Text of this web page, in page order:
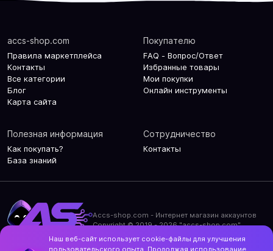
accs-shop.com
Правила маркетплейса
Контакты
Все категории
Блог
Карта сайта
Покупателю
FAQ - Вопрос/Ответ
Избранные товары
Мои покупки
Онлайн инструменты
Полезная информация
Как покупать?
База знаний
Сотрудничество
Контакты
Accs-shop.com - Интернет магазин аккаунтов
Copyright © 2019 - 2026 "accs-shop.com"
Наш веб-сайт использует cookie-файлы для улучшения
пользовательского опыта. Продолжая использование